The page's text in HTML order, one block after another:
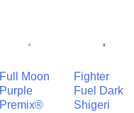
Full Moon
Purple
Premix®
Fighter
Fuel Dark
Shigeri